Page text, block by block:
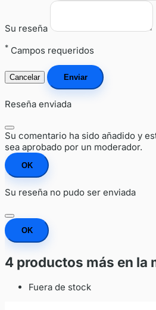
Su reseña
* Campos requeridos
Cancelar Enviar
Reseña enviada
Su comentario ha sido añadido y
sea aprobado por un moderador.
OK
Su reseña no pudo ser enviada
OK
4 productos más en la
Fuera de stock